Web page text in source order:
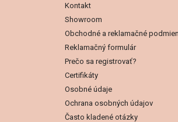
Kontakt
Showroom
Obchodné a reklamačné
Reklamačný formulár
Prečo sa registrovať?
Certifikáty
Osobné údaje
Ochrana osobných údajov
Často kladené otázky